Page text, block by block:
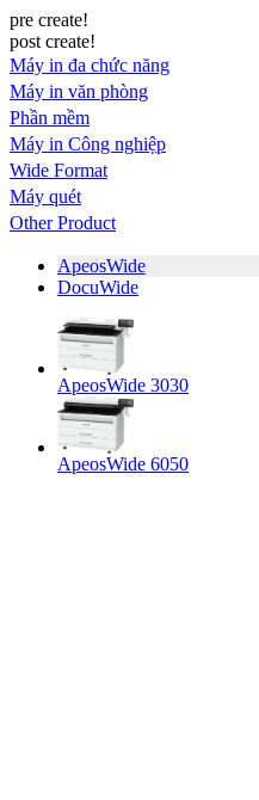
pre create!
post create!
Máy in đa chức năng
Máy in văn phòng
Phần mềm
Máy in Công nghiệp
Wide Format
Máy quét
Other Product
ApeosWide
DocuWide
ApeosWide 3030
ApeosWide 6050